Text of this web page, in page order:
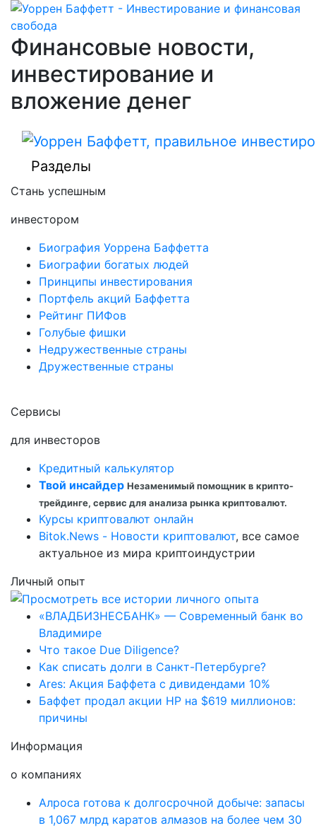
Финансовые новости,
инвестирование и
вложение денег
Разделы
Стань успешным
инвестором
Биография Уоррена Баффетта
Биографии богатых людей
Принципы инвестирования
Портфель акций Баффетта
Рейтинг ПИФов
Голубые фишки
Недружественные страны
Дружественные страны
Сервисы
для инвесторов
Кредитный калькулятор
Твой инсайдер Незаменимый помощник в крипто-
трейдинге, сервис для анализа рынка криптовалют.
Курсы криптовалют онлайн
Bitok.News - Новости криптовалют, все самое
актуальное из мира криптоиндустрии
Личный опыт
«ВЛАДБИЗНЕСБАНК» — Современный банк во
Владимире
Что такое Due Diligence?
Как списать долги в Санкт-Петербурге?
Ares: Акция Баффета с дивидендами 10%
Баффет продал акции HP на $619 миллионов:
причины
Информация
о компаниях
Алроса готова к долгосрочной добыче: запасы
в 1,067 млрд каратов алмазов на более чем 30